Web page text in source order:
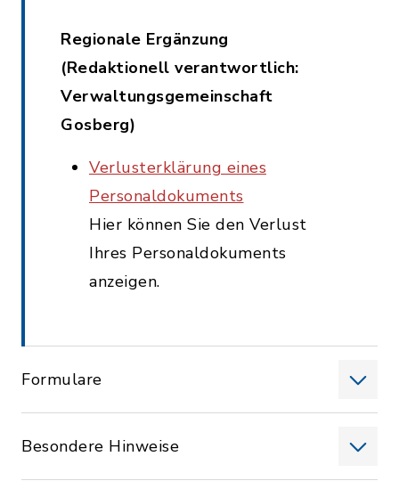
Regionale Ergänzung
(Redaktionell verantwortlich:
Verwaltungsgemeinschaft
Gosberg)
Verlusterklärung eines
Personaldokuments
Hier können Sie den Verlust
Ihres Personaldokuments
anzeigen.
Formulare
Besondere Hinweise